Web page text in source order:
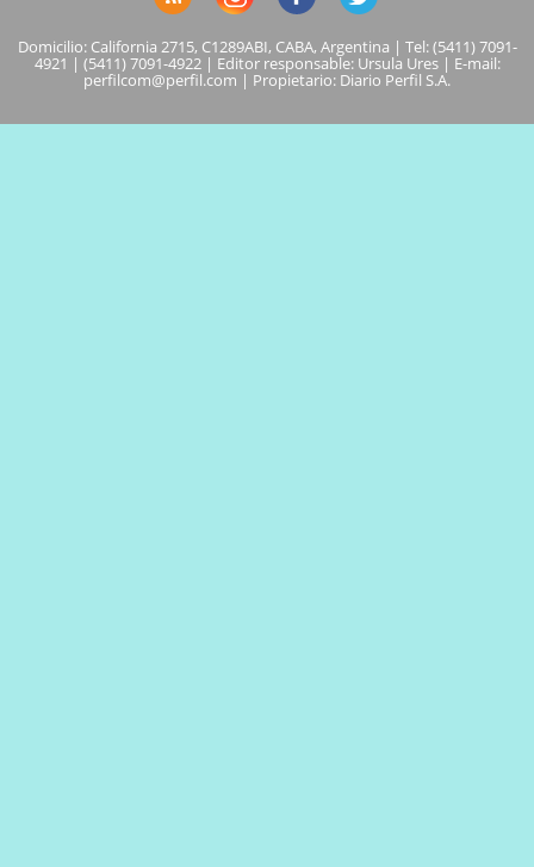
Domicilio: California 2715, C1289ABI, CABA, Argentina | Tel: (5411) 7091-
4921 | (5411) 7091-4922 | Editor responsable: Ursula Ures | E-mail:
perfilcom@perfil.com | Propietario: Diario Perfil S.A.